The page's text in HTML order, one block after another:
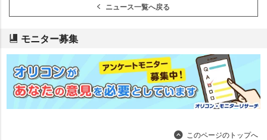
ニュース一覧へ戻る
モニター募集
このページのトップへ